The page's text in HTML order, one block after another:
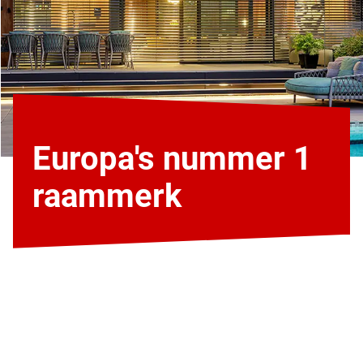
Europa's nummer 1
raammerk